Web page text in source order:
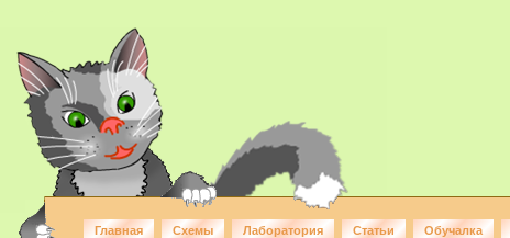
Главная Схемы Лаборатория Статьи Обучалка